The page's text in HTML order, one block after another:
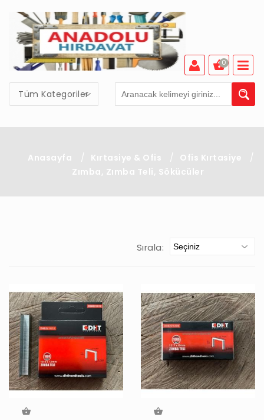
Tüm Kategoriler
0
Anasayfa / Kırtasiye & Ofis / Ofis Kırtasiye
/
Zımba, Zımba Teli, Sökücüler
Sırala: